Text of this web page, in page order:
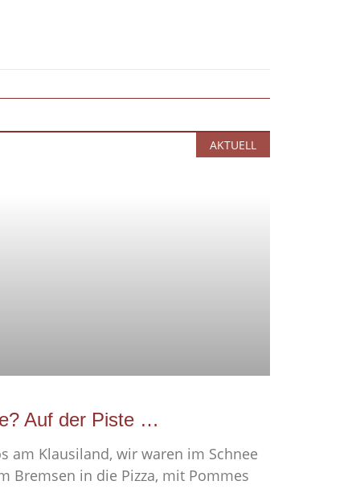
AKTUELL
Auf der Piste …
am Klausiland, wir waren im Schnee
Bremsen in die Pizza, mit Pommes